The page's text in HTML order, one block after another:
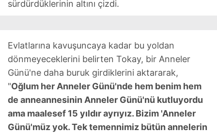
sürdürdüklerinin altını çizdi.
Evlatlarına kavuşuncaya kadar bu yoldan
dönmeyeceklerini belirten Tokay, bir Anneler
Günü'ne daha buruk girdiklerini aktararak,
"Oğlum her Anneler Günü'nde hem benim hem
de anneannesinin Anneler Günü'nü kutluyordu
ama maalesef 15 yıldır ayrıyız. Bizim 'Anneler
Günü'müz yok. Tek temennimiz bütün annelerin